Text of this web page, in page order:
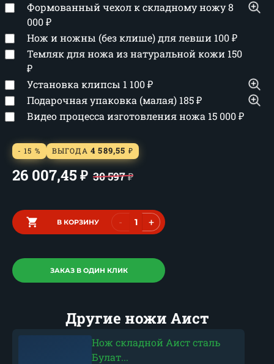
Формованный чехол к складному ножу8
000₽
Нож и ножны (без клише) для левши 100₽
Темляк для ножа из натуральной кожи 150
₽
Установка клипсы 1 100₽
Подарочная упаковка (малая) 185₽
Видео процесса изготовления ножа 15 000₽
- 15 % ВЫГОДА 4 589,55 ₽
26 007,45 ₽ 30 597₽
В КОРЗИНУ - +
ЗАКАЗ В ОДИН КЛИК
Другие ножи Аист
Нож складной Аист сталь
Булат...